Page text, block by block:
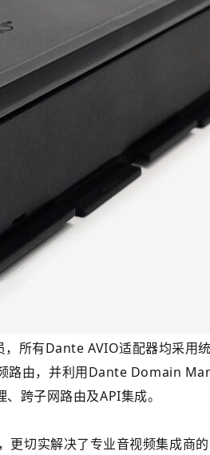
所有Dante AVIO适配器均采用
路由，并利用Dante Domain
跨子网路由及API集成。
切实解决了专业音视频集成商